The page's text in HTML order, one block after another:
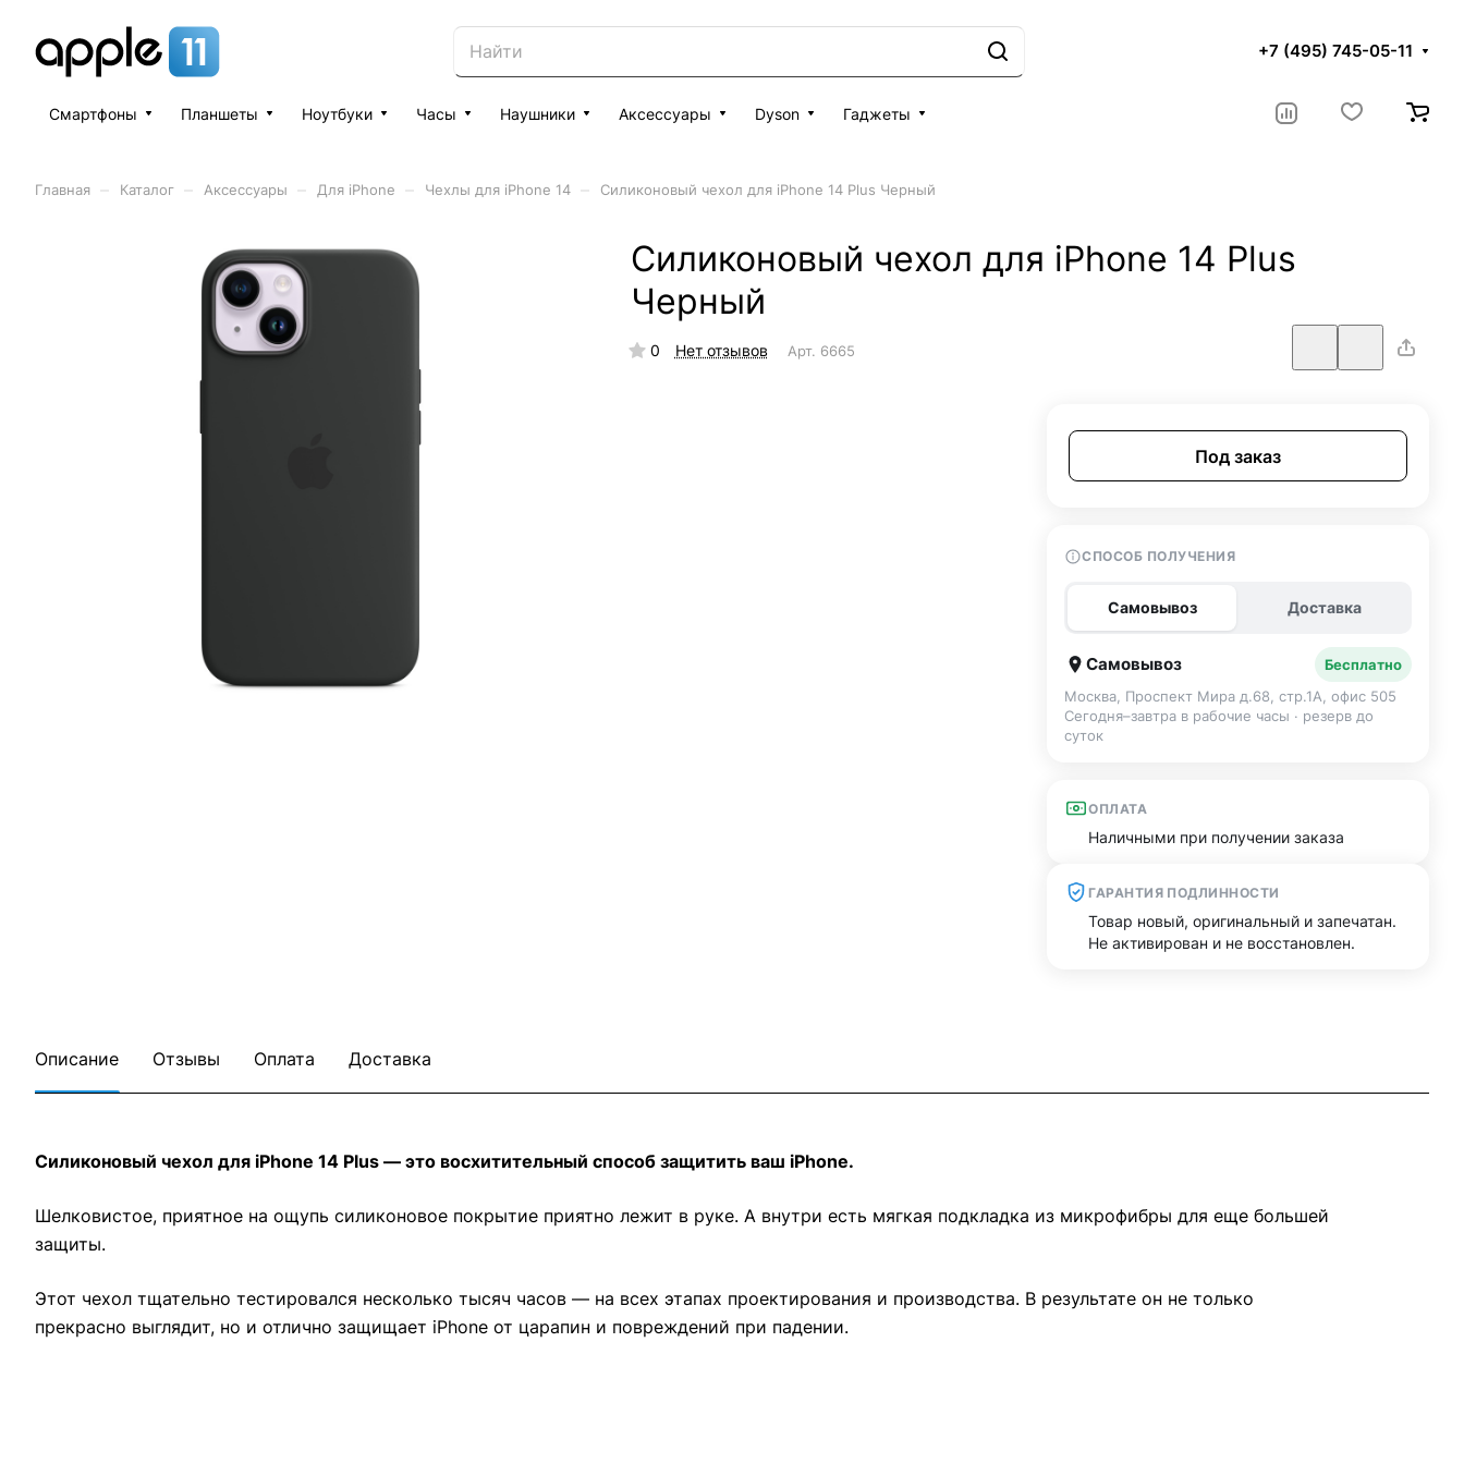
+7 (495) 745-05-11
Смартфоны Планшеты Ноутбуки Часы Наушники Аксессуары Dyson Гаджеты
Главная Каталог Аксессуары Для iPhone Чехлы для iPhone 14 Силиконовый чехол для iPhone 14 Plus Черный
Силиконовый чехол для iPhone 14 Plus
Черный
0 Нет отзывов Арт. 6665
Под заказ
СПОСОБ ПОЛУЧЕНИЯ
Самовывоз Доставка
Самовывоз
Бесплатно
Москва, Проспект Мира д.68, стр.1А, офис 505
Сегодня–завтра в рабочие часы · резерв до
суток
ОПЛАТА
Наличными при получении заказа
ГАРАНТИЯ ПОДЛИННОСТИ
Товар новый, оригинальный и запечатан.
Не активирован и не восстановлен.
Описание Отзывы Оплата Доставка
Силиконовый чехол для iPhone 14 Plus — это восхитительный способ защитить ваш iPhone.
Шелковистое, приятное на ощупь силиконовое покрытие приятно лежит в руке. А внутри есть мягкая подкладка из микрофибры для еще большей
защиты.
Этот чехол тщательно тестировался несколько тысяч часов — на всех этапах проектирования и производства. В результате он не только
прекрасно выглядит, но и отлично защищает iPhone от царапин и повреждений при падении.